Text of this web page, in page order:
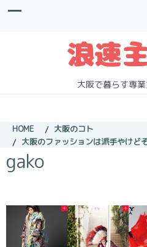
大阪で暮らす専
HOME
大阪のコト
大阪のファッションは派手やけど
gako